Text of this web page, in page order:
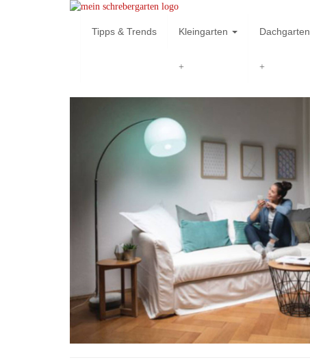
Tipps & Trends Kleingarten Dachgarten